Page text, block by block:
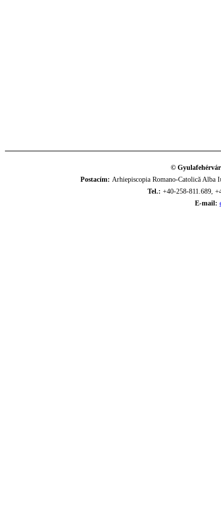
©
Postacím: Arhiepiscopia Romano-Catolică
Tel.: +40-258-811.689,
E-mail: